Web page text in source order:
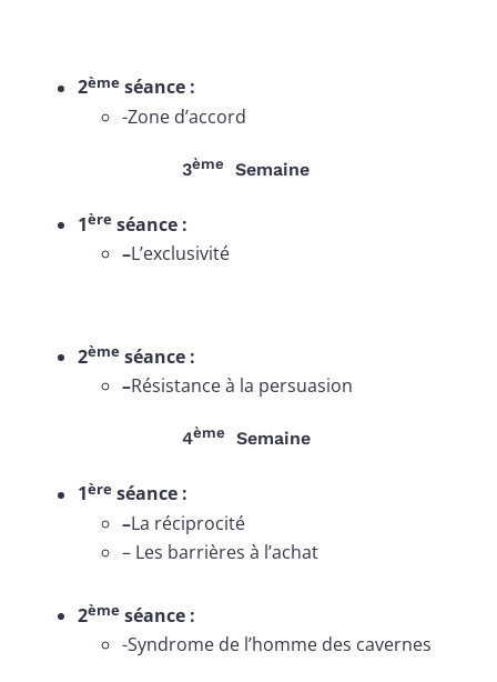
2ème séance :
-Zone d’accord
3ème Semaine
1ère séance :
–L’exclusivité
2ème séance :
–Résistance à la persuasion
4ème Semaine
1ère séance :
–La réciprocité
– Les barrières à l’achat
2ème séance :
-Syndrome de l’homme des cavernes